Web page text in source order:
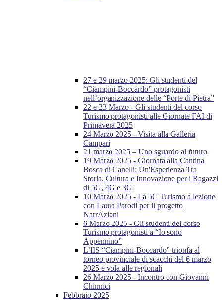
27 e 29 marzo 2025: Gli studenti del
“Ciampini-Boccardo” protagonisti
nell’organizzazione delle “Porte di Pietra”
22 e 23 Marzo - Gli studenti del corso
Turismo protagonisti alle Giornate FAI di
Primavera 2025
24 Marzo 2025 - Visita alla Galleria
Campari
21 marzo 2025 – Uno sguardo al futuro
19 Marzo 2025 - Giornata alla Cantina
Bosca di Canelli: Un'Esperienza Tra
Storia, Cultura e Innovazione per i Ragazzi
di 5G, 4G e 3G
10 Marzo 2025 - La 5C Turismo a lezione
con Laura Parodi per il progetto
NarrAzioni
6 Marzo 2025 - Gli studenti del corso
Turismo protagonisti a “Io sono
Appennino”
L’IIS “Ciampini-Boccardo” trionfa al
torneo provinciale di scacchi del 6 marzo
2025 e vola alle regionali
26 Marzo 2025 - Incontro con Giovanni
Chinnici
Febbraio 2025